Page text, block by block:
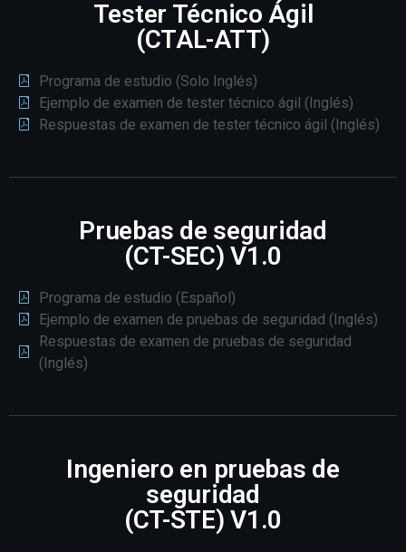
Tester Técnico Ágil
(CTAL-ATT)
Programa de estudio (Solo Inglés)
Ejemplo de examen de tester técnico ágil (Inglés)
Respuestas de examen de tester técnico ágil (Inglés)
Pruebas de seguridad
(CT-SEC) V1.0
Programa de estudio (Español)
Ejemplo de examen de pruebas de seguridad (Inglés)
Respuestas de examen de pruebas de seguridad
(Inglés)
Ingeniero en pruebas de
seguridad
(CT-STE) V1.0